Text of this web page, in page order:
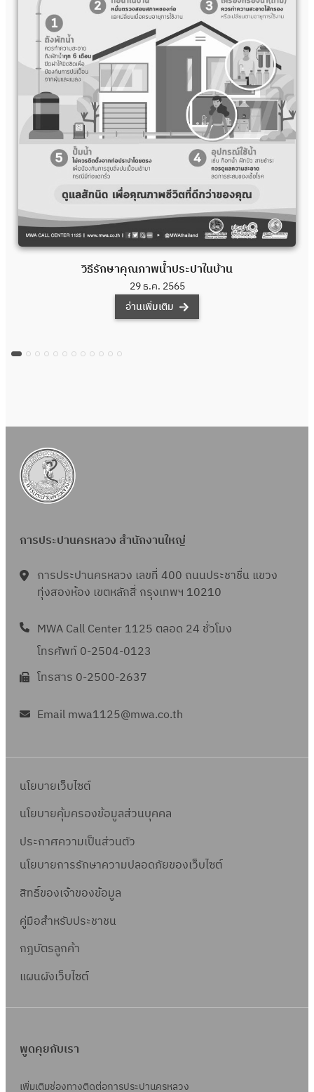
วิธีรักษาคุณภาพน้ำประปาในบ้าน
29 ธ.ค. 2565
อ่านเพิ่มเติม
การประปานครหลวง สำนักงานใหญ่
การประปานครหลวง เลขที่ 400 ถนนประชาชื่น แขวง
ทุ่งสองห้อง เขตหลักสี่ กรุงเทพฯ 10210
MWA Call Center 1125 ตลอด 24 ชั่วโมง
โทรศัพท์ 0-2504-0123
โทรสาร 0-2500-2637
Email mwa1125@mwa.co.th
นโยบายเว็บไซต์
นโยบายคุ้มครองข้อมูลส่วนบุคคล
ประกาศความเป็นส่วนตัว
นโยบายการรักษาความปลอดภัยของเว็บไซต์
สิทธิ์ของเจ้าของข้อมูล
คู่มือสำหรับประชาชน
กฎบัตรลูกค้า
แผนผังเว็บไซต์
พูดคุยกับเรา
เพิ่มเติมช่องทางติดต่อการประปานครหลวง